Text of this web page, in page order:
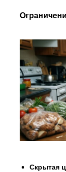
Скрытая